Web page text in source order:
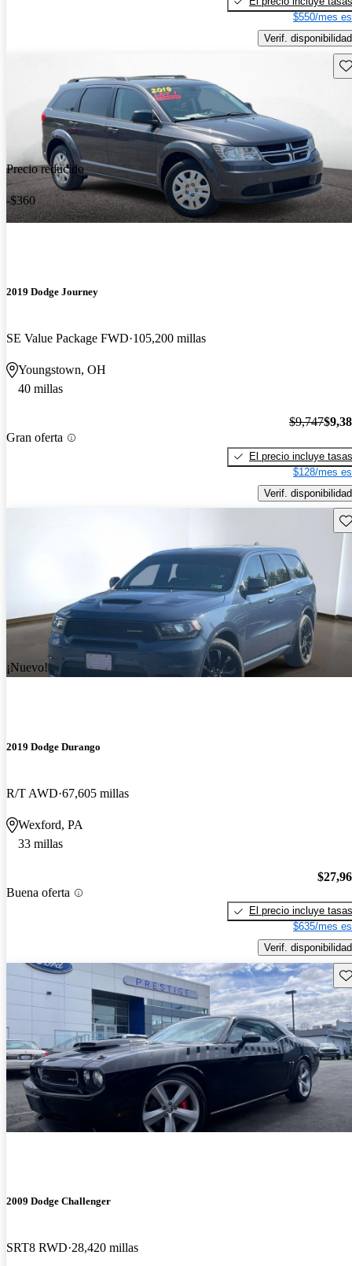
$550/mes
Verif. disponibilidad
Precio reducido
-$360
2019 Dodge Journey
SE Value Package FWD 105,200 millas
Youngstown, OH
40 millas
Gran oferta
$9,747
El precio incluye tasas
$128/mes
Verif. disponibilidad
¡Nuevo!
2019 Dodge Durango
R/T AWD 67,605 millas
Wexford, PA
33 millas
Buena oferta
El precio incluye tasas
$635/mes
Verif. disponibilidad
2009 Dodge Challenger
SRT8 RWD 28,420 millas